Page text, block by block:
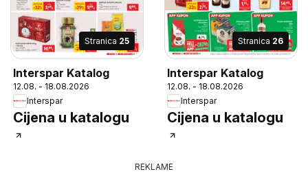
Stranica 25
Interspar Katalog
12.08. - 18.08.2026
Interspar
Cijena u katalogu
Stranica 26
Interspar Katalog
12.08. - 18.08.2026
Interspar
Cijena u katalogu
REKLAME